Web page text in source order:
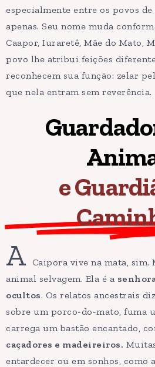
especialmente entre os povos
apenas. Seu nome muda
Caapor, Iuraretê, Mãe do Mato,
povo lhe atribui feições
reconhecem sua função: zelar
que nela entram sem reverência.
e
A Caipora vive na mata, sim.
animal selvagem. Ela é a
ocultos. Os relatos ancestrais
sobre um porco-do-mato, fuma
carrega um bastão encantado,
caçadores e madeireiros.
entardecer ou em sonhos, como